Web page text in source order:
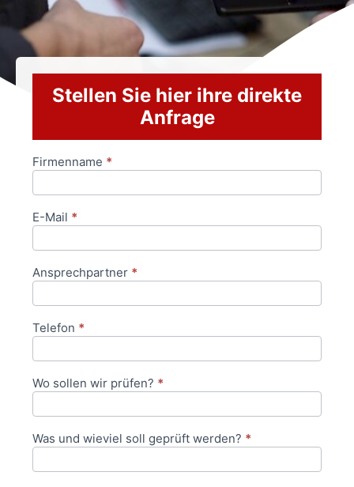
Stellen Sie hier ihre direkte
Anfrage
Anfrageformular
Firmenname *
E-Mail *
Ansprechpartner *
Telefon *
Wo sollen wir prüfen? *
Was und wieviel soll geprüft werden? *